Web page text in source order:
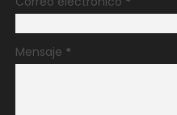
Mensaje *